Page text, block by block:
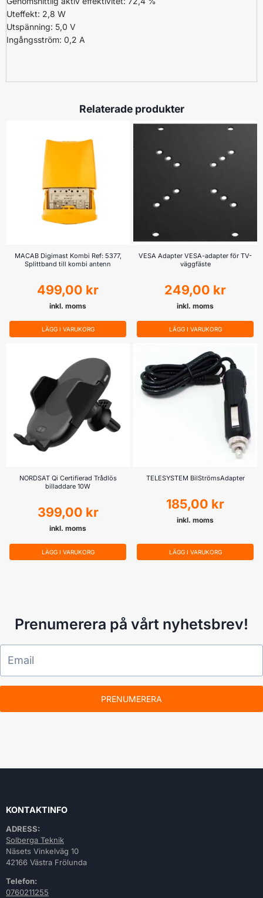
Uteffekt: 2,8 W
Utspänning: 5,0 V
Ingångsström: 0,2 A
Relaterade produkter
MACAB Digimast Kombi Ref: 5377,
Splittband till kombi antenn
499,00 kr
inkl. moms
LÄGG I VARUKORG
VESA Adapter VESA-adapter för TV-
väggfäste
249,00 kr
inkl. moms
LÄGG I VARUKORG
NORDSAT Qi Certifierad Trådlös
billaddare 10W
399,00 kr
inkl. moms
LÄGG I VARUKORG
TELESYSTEM BilStrömsAdapter
185,00 kr
inkl. moms
LÄGG I VARUKORG
Prenumerera på vårt nyhetsbrev!
PRENUMERERA
KONTAKTINFO
ADRESS:
Solberga Teknik
Näsets Vinkelväg 10
42166 Västra Frölunda
Telefon:
0760211255